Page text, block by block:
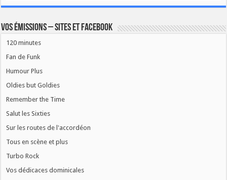
Vos émissions – Sites et Facebook
120 minutes
Fan de Funk
Humour Plus
Oldies but Goldies
Remember the Time
Salut les Sixties
Sur les routes de l'accordéon
Tous en scène et plus
Turbo Rock
Vos dédicaces dominicales